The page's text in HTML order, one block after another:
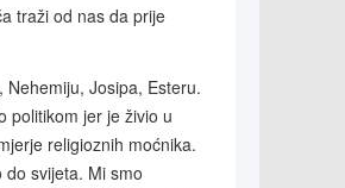
traži od nas da prije
Josipa, Esteru.
politikom jer je živio u
religioznih moćnika.
svijeta. Mi smo